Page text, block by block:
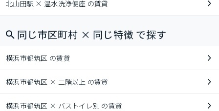
北山田駅 × 温水洗浄便座 の賃貸
同じ市区町村 × 同じ特徴 で探す
横浜市都筑区 の賃貸
横浜市都筑区 × 二階以上 の賃貸
横浜市都筑区 × バストイレ別 の賃貸